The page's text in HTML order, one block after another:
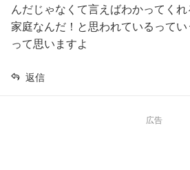
んだじゃなくて言えばわかってく
家庭なんだ！と思われているって
って思いますよ
返信
広告